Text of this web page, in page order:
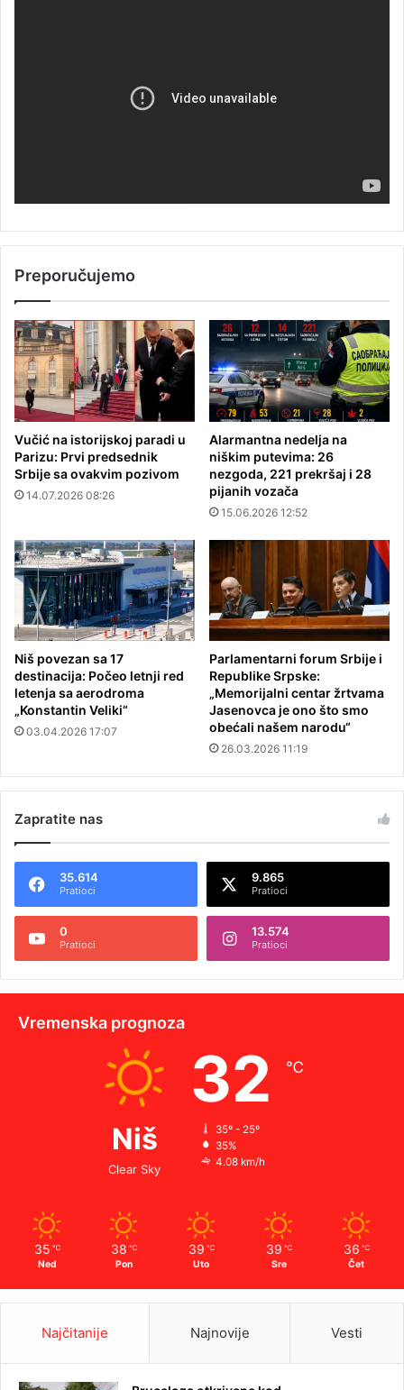
Preporučujemo
Vučić na istorijskoj paradi u
Parizu: Prvi predsednik
Srbije sa ovakvim pozivom
14.07.2026 08:26
Alarmantna nedelja na
niškim putevima: 26
nezgoda, 221 prekršaj i 28
pijanih vozača
15.06.2026 12:52
Niš povezan sa 17
destinacija: Počeo letnji red
letenja sa aerodroma
„Konstantin Veliki“
03.04.2026 17:07
Parlamentarni forum Srbije i
Republike Srpske:
„Memorijalni centar žrtvama
Jasenovca je ono što smo
obećali našem narodu“
26.03.2026 11:19
Zapratite nas
35.614
Pratioci
9.865
Pratioci
0
Pratioci
13.574
Pratioci
Vremenska prognoza
Niš
Clear Sky
32 ℃
35º - 25º
35%
4.08 km/h
35 ℃
Ned
38 ℃
Pon
39 ℃
Uto
39 ℃
Sre
36 ℃
Čet
Najčitanije Najnovije Vesti